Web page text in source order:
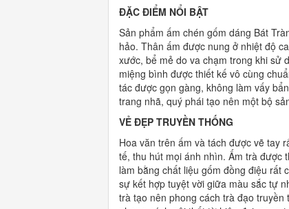
ĐẶC ĐIỂM NỔI BẬT
Sản phẩm ấm chén gốm dáng Bát
hảo. Thân ấm được nung ở nhiệt độ
xước, bể mẻ do va chạm trong khi sử
miệng bình được thiết kế vô cùng
tác được gọn gàng, không làm vấy
trang nhã, quý phái tạo nên một bộ
VẺ ĐẸP TRUYỀN THỐNG
Hoa văn trên ấm và tách được vẽ tay
tế, thu hút mọi ánh nhìn. Ấm trà được
làm bằng chất liệu gốm đồng điệu rất
sự kết hợp tuyệt vời giữa màu sắc tự
trà tạo nên phong cách trà đạo